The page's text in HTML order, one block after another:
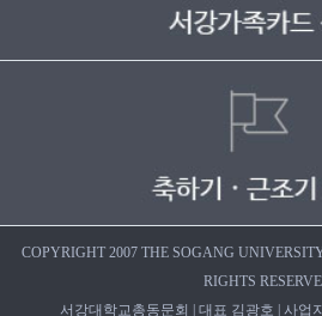
COPYRIGHT 2007 THE SOGANG
RIGHTS
서강대학교총동문회 | 대표 김광호 | 사업